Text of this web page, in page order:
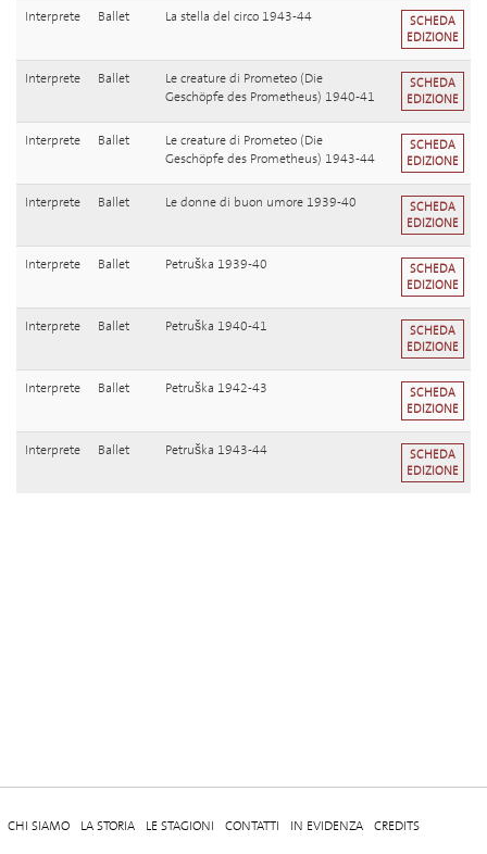
Interprete Ballet La stella del circo 1943-44
SCHEDA
EDIZIONE
Interprete Ballet
Le creature di Prometeo (Die
Geschöpfe des Prometheus) 1940-41
SCHEDA
EDIZIONE
Interprete Ballet
Le creature di Prometeo (Die
Geschöpfe des Prometheus) 1943-44
SCHEDA
EDIZIONE
Interprete Ballet Le donne di buon umore 1939-40
SCHEDA
EDIZIONE
Interprete Ballet Petruška 1939-40
SCHEDA
EDIZIONE
Interprete Ballet Petruška 1940-41
SCHEDA
EDIZIONE
Interprete Ballet Petruška 1942-43
SCHEDA
EDIZIONE
Interprete Ballet Petruška 1943-44
SCHEDA
EDIZIONE
CHI SIAMO LA STORIA LE STAGIONI CONTATTI IN EVIDENZA CREDITS